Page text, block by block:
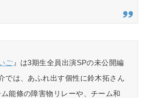
ご 』は3期生全員出演SPの未公開編
では、あふれ出す個性に鈴木拓さん
能條の障害物リレーや、チーム和